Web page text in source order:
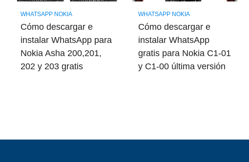
WHATSAPP NOKIA
Cómo descargar e
instalar WhatsApp para
Nokia Asha 200,201,
202 y 203 gratis
WHATSAPP NOKIA
Cómo descargar e
instalar WhatsApp
gratis para Nokia C1-01
y C1-00 última versión